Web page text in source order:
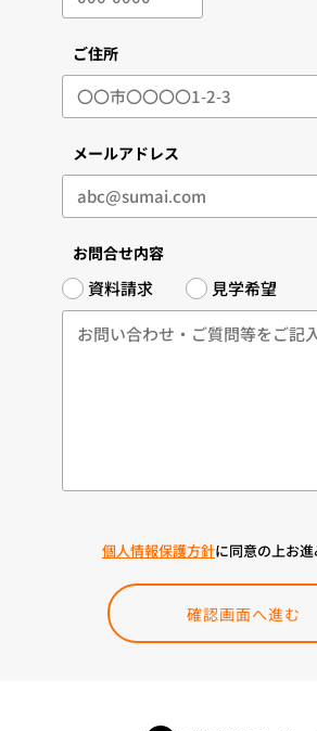
ご住所
メールアドレス
お問合せ内容
資料請求 見学希望
個人情報保護方針に同意の上お
確認画面へ進む